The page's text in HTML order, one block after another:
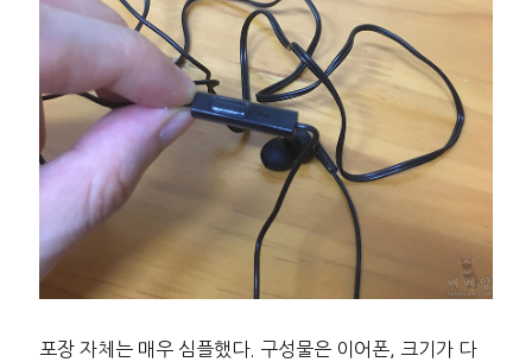
포장 자체는 매우 심플했다. 구성물은 이어폰, 크기가 다